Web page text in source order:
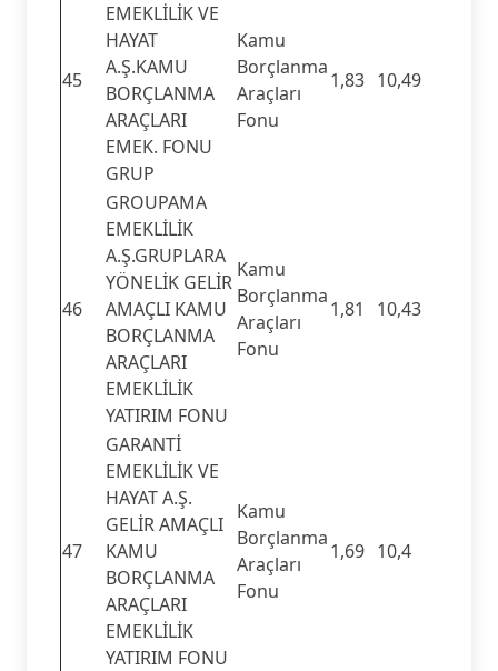
45
EMEKLİLİK VE
HAYAT
A.Ş.KAMU
BORÇLANMA
ARAÇLARI
EMEK. FONU
GRUP
Kamu
Borçlanma
Araçları
Fonu
1,83 10,49
46
GROUPAMA
EMEKLİLİK
A.Ş.GRUPLARA
YÖNELİK GELİR
AMAÇLI KAMU
BORÇLANMA
ARAÇLARI
EMEKLİLİK
YATIRIM FONU
Kamu
Borçlanma
Araçları
Fonu
1,81 10,43
47
GARANTİ
EMEKLİLİK VE
HAYAT A.Ş.
GELİR AMAÇLI
KAMU
BORÇLANMA
ARAÇLARI
EMEKLİLİK
YATIRIM FONU
Kamu
Borçlanma
Araçları
Fonu
1,69 10,4